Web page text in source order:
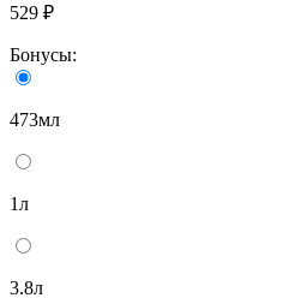
529 ₽
Бонусы:
473мл
1л
3.8л